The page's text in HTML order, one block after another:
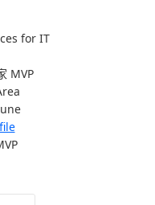
for IT
MVP